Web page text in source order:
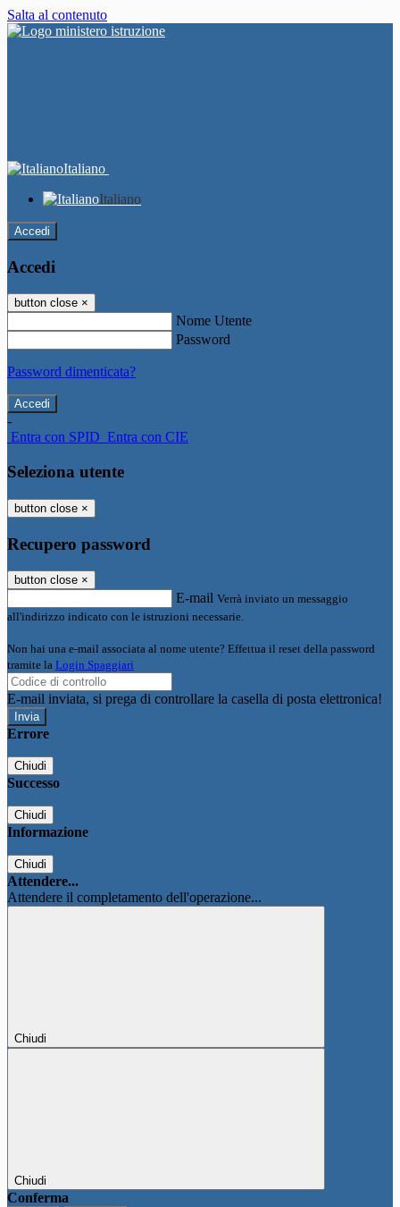
Salta al contenuto
Italiano
Italiano
Accedi
Accedi
button close ×
Nome Utente
Password
Password dimenticata?
-
Entra con SPID Entra con CIE
Seleziona utente
button close ×
Recupero password
button close ×
E-mail Verrà inviato un messaggio
all'indirizzo indicato con le istruzioni necessarie.
Non hai una e-mail associata al nome utente? Effettua il reset della password
tramite la Login Spaggiari
E-mail inviata, si prega di controllare la casella di posta elettronica!
Errore
Chiudi
Successo
Chiudi
Informazione
Chiudi
Attendere...
Attendere il completamento dell'operazione...
Chiudi
Chiudi
Conferma